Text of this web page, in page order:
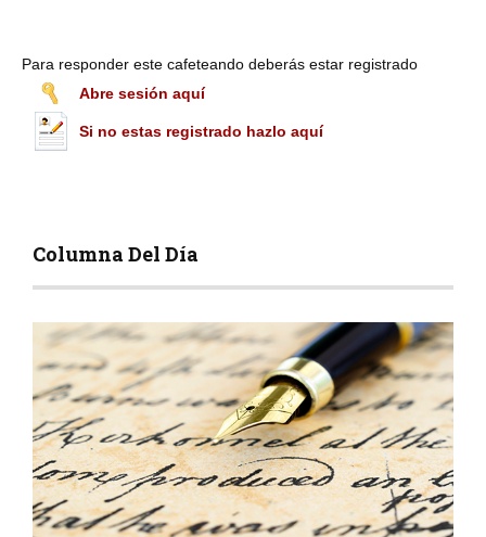
Para responder este cafeteando deberás estar registrado
Abre sesión aquí
Si no estas registrado hazlo aquí
Columna Del Día